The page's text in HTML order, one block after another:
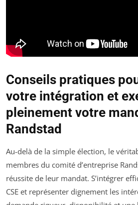
Conseils pratiques
votre intégration et
pleinement votre
Randstad
Au-delà de la simple élection, le
membres du comité d’entreprise
réussite de leur mandat. S’intégrer
CSE et représenter dignement les